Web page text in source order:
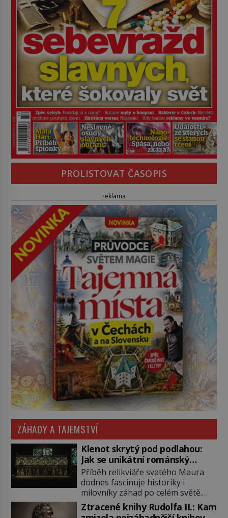
PROLISTOVAT ČASOPIS
reklama
ZÁHADY A TAJEMSTVÍ
Klenot skrytý pod podlahou:
Jak se unikátní románský
poklad dostal do zapadlého
Bečova?
Příběh relikviáře svatého Maura
dodnes fascinuje historiky i
milovníky záhad po celém světě.
Tato románská zlatnická památka
ze 13. století je po českých
Ztracené knihy Rudolfa II.: Kam